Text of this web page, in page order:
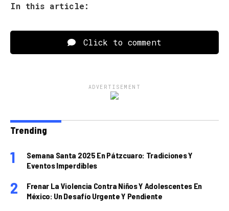
In this article:
Click to comment
ADVERTISEMENT
Trending
Semana Santa 2025 En Pátzcuaro: Tradiciones Y
Eventos Imperdibles
Frenar La Violencia Contra Niños Y Adolescentes En
México: Un Desafío Urgente Y Pendiente